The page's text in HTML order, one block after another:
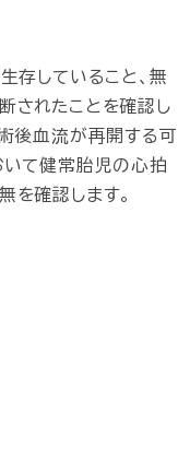
存していること、無
されたことを確認し
後血流が再開する可
いて健常胎児の心拍
を確認します。